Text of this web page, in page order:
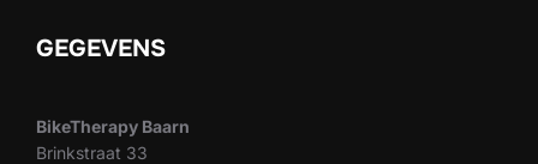
GEGEVENS
BikeTherapy Baarn
Brinkstraat 33